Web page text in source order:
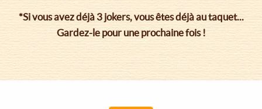
*Si vous avez déjà 3 jokers, vous êtes déjà au taquet...
Gardez-le pour une prochaine fois !